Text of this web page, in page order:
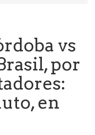
vs
por
en